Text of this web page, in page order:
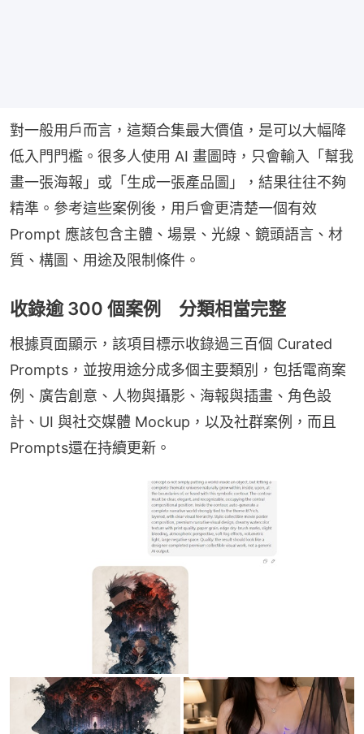
對一般用戶而言，這類合集最大價值，是可以大幅降
低入門門檻。很多人使用 AI 畫圖時，只會輸入「幫我
畫一張海報」或「生成一張產品圖」，結果往往不夠
精準。參考這些案例後，用戶會更清楚一個有效
Prompt 應該包含主體、場景、光線、鏡頭語言、材
質、構圖、用途及限制條件。
收錄逾 300 個案例 分類相當完整
根據頁面顯示，該項目標示收錄過三百個 Curated
Prompts，並按用途分成多個主要類別，包括電商案
例、廣告創意、人物與攝影、海報與插畫、角色設
計、UI 與社交媒體 Mockup，以及社群案例，而且
Prompts還在持續更新。